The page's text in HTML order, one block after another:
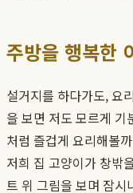
주방을 행복한
설거지를 하다가도, 요
을 보면 저도 모르게
처럼 즐겁게 요리해볼
저희 집 고양이가 창밖
트 위 그림을 보며 잠시